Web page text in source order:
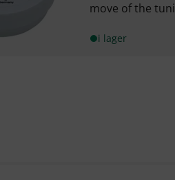
move of the
i lager